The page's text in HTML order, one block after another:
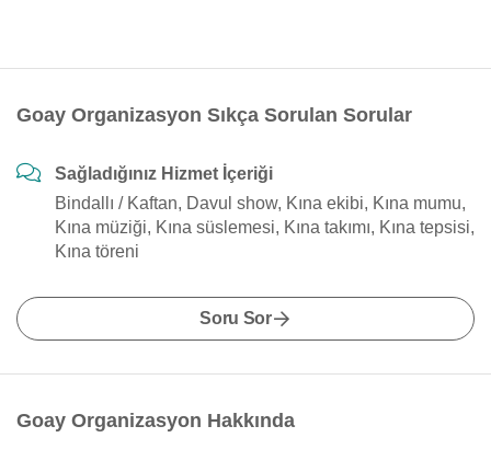
Goay Organizasyon Sıkça Sorulan Sorular
Sağladığınız Hizmet İçeriği
Bindallı / Kaftan, Davul show, Kına ekibi, Kına mumu,
Kına müziği, Kına süslemesi, Kına takımı, Kına tepsisi,
Kına töreni
Soru Sor
Goay Organizasyon Hakkında